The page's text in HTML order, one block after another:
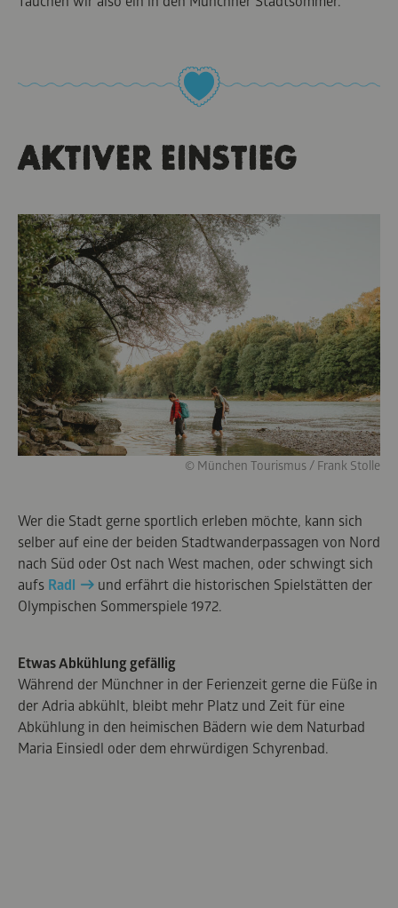
AKTIVER EINSTIEG
© München Tourismus / Frank Stolle
Wer die Stadt gerne sportlich erleben möchte, kann sich
selber auf eine der beiden Stadtwanderpassagen von Nord
nach Süd oder Ost nach West machen, oder schwingt sich
aufs Radl
und erfährt die historischen Spielstätten der
Olympischen Sommerspiele 1972.
Etwas Abkühlung gefällig
Während der Münchner in der Ferienzeit gerne die Füße in
der Adria abkühlt, bleibt mehr Platz und Zeit für eine
Abkühlung in den heimischen Bädern wie dem Naturbad
Maria Einsiedl oder dem ehrwürdigen Schyrenbad.